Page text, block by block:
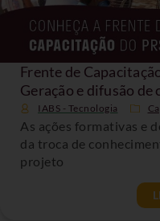
Frente de
Geração e difusão de
IABS - Tecnologia
As ações formativas e
da troca de
projeto